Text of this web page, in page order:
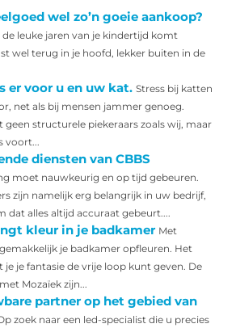
wel zo’n goeie aankoop?
de leuke jaren van je kindertijd komt
wel terug in je hoofd, lekker buiten in de
er voor u en uw kat. Stress bij katten
net als bij mensen jammer genoeg.
geen structurele piekeraars zoals wij, maar
voort...
diensten van CBBS
moet nauwkeurig en op tijd gebeuren.
zijn namelijk erg belangrijk in uw bedrijf,
dat alles altijd accuraat gebeurt....
kleur in je badkamer Met
je badkamer opfleuren. Het
je fantasie de vrije loop kunt geven. De
Mozaïek zijn...
partner op het gebied van
zoek naar een led-specialist die u precies